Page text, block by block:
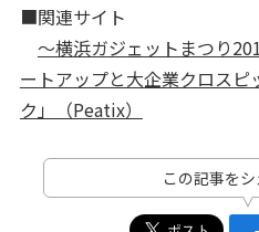
■関連サイト
～横浜ガジェットまつり
ートアップと大企業クロスピ
ク」（Peatix）
この記事を